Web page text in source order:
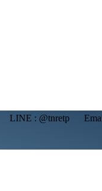
LINE : @tnretp Email